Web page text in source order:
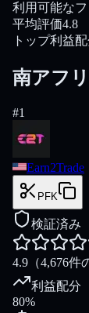
利用可能な
平均評価4.8
トップ利益
南アフ
#1
Earn2Trade
PFK
検証済み
4.9 （4,676件
利益配分
80%